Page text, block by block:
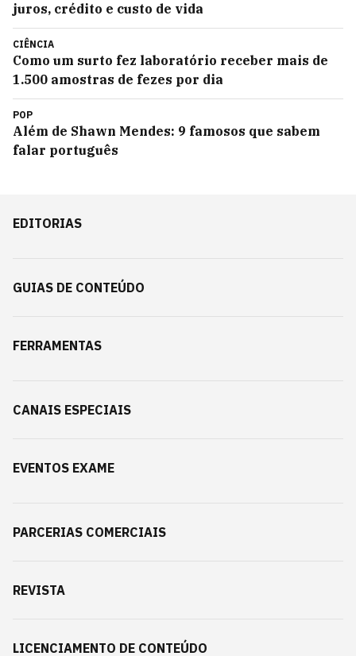
juros, crédito e custo de vida
CIÊNCIA
Como um surto fez laboratório receber mais de
1.500 amostras de fezes por dia
POP
Além de Shawn Mendes: 9 famosos que sabem
falar português
EDITORIAS
GUIAS DE CONTEÚDO
FERRAMENTAS
CANAIS ESPECIAIS
EVENTOS EXAME
PARCERIAS COMERCIAIS
REVISTA
LICENCIAMENTO DE CONTEÚDO